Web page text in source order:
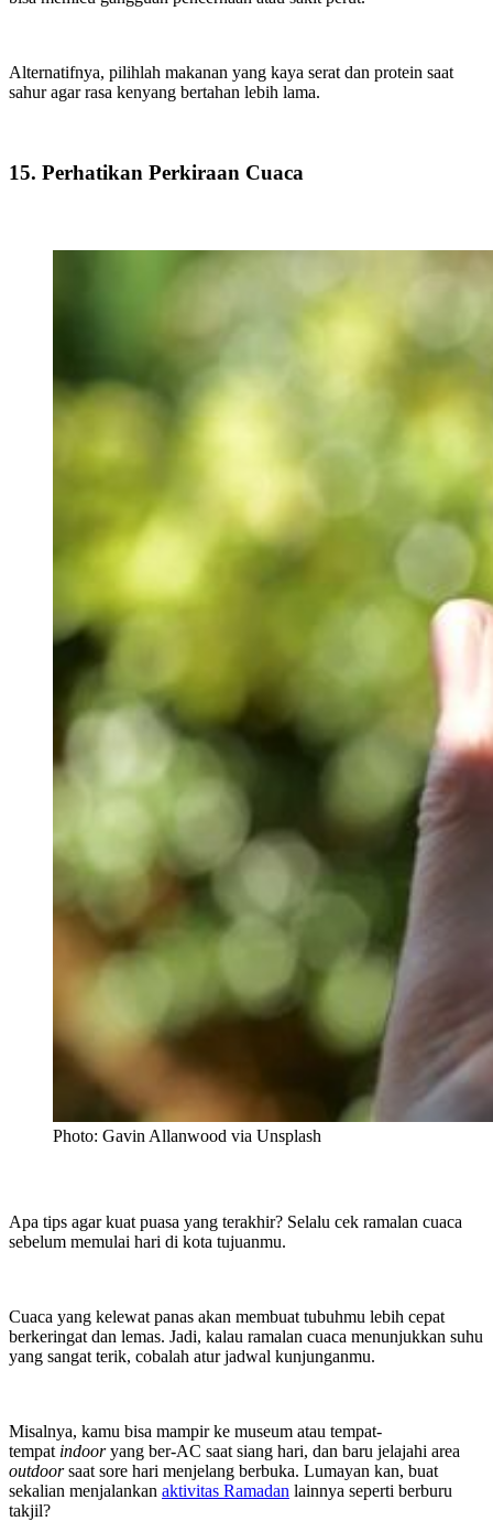
Alternatifnya, pilihlah makanan yang kaya serat dan protein saat
sahur agar rasa kenyang bertahan lebih lama.
15. Perhatikan Perkiraan Cuaca
Photo: Gavin Allanwood via Unsplash
Apa tips agar kuat puasa yang terakhir? Selalu cek ramalan cuaca
sebelum memulai hari di kota tujuanmu.
Cuaca yang kelewat panas akan membuat tubuhmu lebih cepat
berkeringat dan lemas. Jadi, kalau ramalan cuaca menunjukkan suhu
yang sangat terik, cobalah atur jadwal kunjunganmu.
Misalnya, kamu bisa mampir ke museum atau tempat-
tempat indooryang ber-AC saat siang hari, dan baru jelajahi area
outdoorsaat sore hari menjelang berbuka. Lumayan kan, buat
sekalian menjalankan aktivitas Ramadan lainnya seperti berburu
takjil?